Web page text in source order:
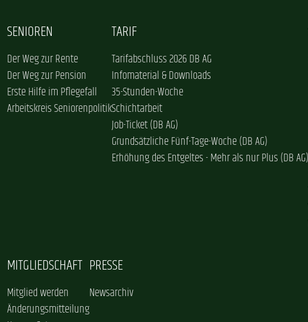
SENIOREN
Der Weg zur Rente
Der Weg zur Pension
Erste Hilfe im Pflegefall
Arbeitskreis Seniorenpolitik
TARIF
Tarifabschluss 2026 DB AG
Infomaterial & Downloads
35-Stunden-Woche
Schichtarbeit
Job-Ticket (DB AG)
Grundsätzliche Fünf-Tage-Woche (DB AG)
Erhöhung des Entgeltes - Mehr als nur Plus (DB AG)
MITGLIEDSCHAFT
Mitglied werden
Änderungsmitteilung
PRESSE
Newsarchiv